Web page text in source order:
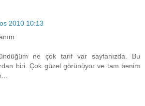
2010 10:13
ne çok tarif var sayfanızda. Bu
biri. Çok güzel görünüyor ve tam benim